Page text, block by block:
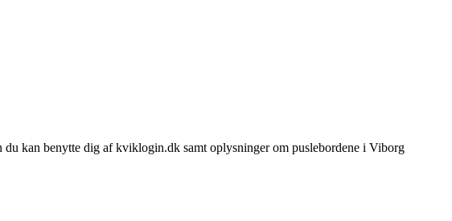
kan benytte dig af kviklogin.dk samt oplysninger om puslebordene i Viborg